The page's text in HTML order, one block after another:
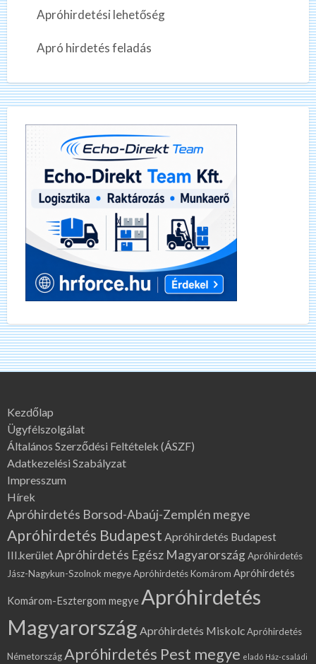
Apróhirdetési lehetőség
Apró hirdetés feladás
Kezdőlap
Ügyfélszolgálat
Általános Szerződési Feltételek (ÁSZF)
Adatkezelési Szabályzat
Impresszum
Hírek
Apróhirdetés Borsod-Abaúj-Zemplén megye
Apróhirdetés Budapest Apróhirdetés Budapest
III.kerületApróhirdetés Egész MagyarországApróhirdetés
Jász-Nagykun-Szolnok megyeApróhirdetés Komárom Apróhirdetés
Komárom-Esztergom megye Apróhirdetés
Magyarország Apróhirdetés MiskolcApróhirdetés
NémetországApróhirdetés Pest megye eladó Ház-családi